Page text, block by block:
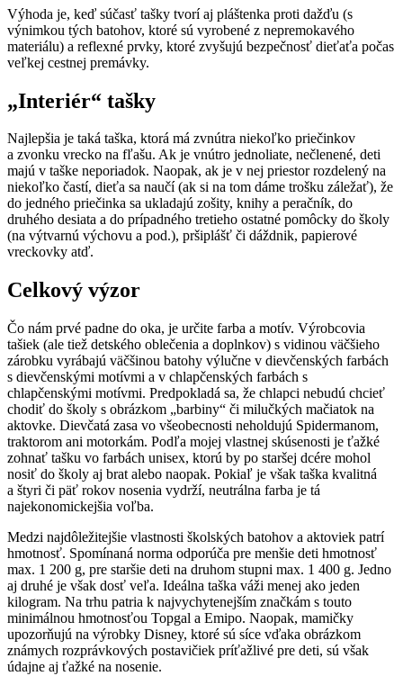
Výhoda je, keď súčasť tašky tvorí aj pláštenka proti dažďu (s
výnimkou tých batohov, ktoré sú vyrobené z nepremokavého
materiálu) a reflexné prvky, ktoré zvyšujú bezpečnosť dieťaťa počas
veľkej cestnej premávky.
„Interiér“ tašky
Najlepšia je taká taška, ktorá má zvnútra niekoľko priečinkov
a zvonku vrecko na fľašu. Ak je vnútro jednoliate, nečlenené, deti
majú v taške neporiadok. Naopak, ak je v nej priestor rozdelený na
niekoľko častí, dieťa sa naučí (ak si na tom dáme trošku záležať), že
do jedného priečinka sa ukladajú zošity, knihy a peračník, do
druhého desiata a do prípadného tretieho ostatné pomôcky do školy
(na výtvarnú výchovu a pod.), pršiplášť či dáždnik, papierové
vreckovky atď.
Celkový výzor
Čo nám prvé padne do oka, je určite farba a motív. Výrobcovia
tašiek (ale tiež detského oblečenia a doplnkov) s vidinou väčšieho
zárobku vyrábajú väčšinou batohy výlučne v dievčenských farbách
s dievčenskými motívmi a v chlapčenských farbách s
chlapčenskými motívmi. Predpokladá sa, že chlapci nebudú chcieť
chodiť do školy s obrázkom „barbiny“ či milučkých mačiatok na
aktovke. Dievčatá zasa vo všeobecnosti neholdujú Spidermanom,
traktorom ani motorkám. Podľa mojej vlastnej skúsenosti je ťažké
zohnať tašku vo farbách unisex, ktorú by po staršej dcére mohol
nosiť do školy aj brat alebo naopak. Pokiaľ je však taška kvalitná
a štyri či päť rokov nosenia vydrží, neutrálna farba je tá
najekonomickejšia voľba.
Medzi najdôležitejšie vlastnosti školských batohov a aktoviek patrí
hmotnosť. Spomínaná norma odporúča pre menšie deti hmotnosť
max. 1 200 g, pre staršie deti na druhom stupni max. 1 400 g. Jedno
aj druhé je však dosť veľa. Ideálna taška váži menej ako jeden
kilogram. Na trhu patria k najvychytenejším značkám s touto
minimálnou hmotnosťou Topgal a Emipo. Naopak, mamičky
upozorňujú na výrobky Disney, ktoré sú síce vďaka obrázkom
známych rozprávkových postavičiek príťažlivé pre deti, sú však
údajne aj ťažké na nosenie.